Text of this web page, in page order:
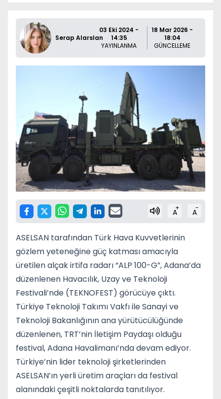
Serap Alarslan
03 Eki 2024 -
14:35
YAYINLANMA
18 Mar 2026 -
18:04
GÜNCELLEME
A+ A-
ASELSAN tarafından Türk Hava Kuvvetlerinin
gözlem yeteneğine güç katması amacıyla
üretilen alçak irtifa radarı “ALP 100-G”, Adana’da
düzenlenen Havacılık, Uzay ve Teknoloji
Festivali’nde (TEKNOFEST) görücüye çıktı.
Türkiye Teknoloji Takımı Vakfı ile Sanayi ve
Teknoloji Bakanlığının ana yürütücülüğünde
düzenlenen, TRT’nin İletişim Paydaşı olduğu
festival, Adana Havalimanı’nda devam ediyor.
Türkiye’nin lider teknoloji şirketlerinden
ASELSAN’ın yerli üretim araçları da festival
alanındaki çeşitli noktalarda tanıtılıyor.